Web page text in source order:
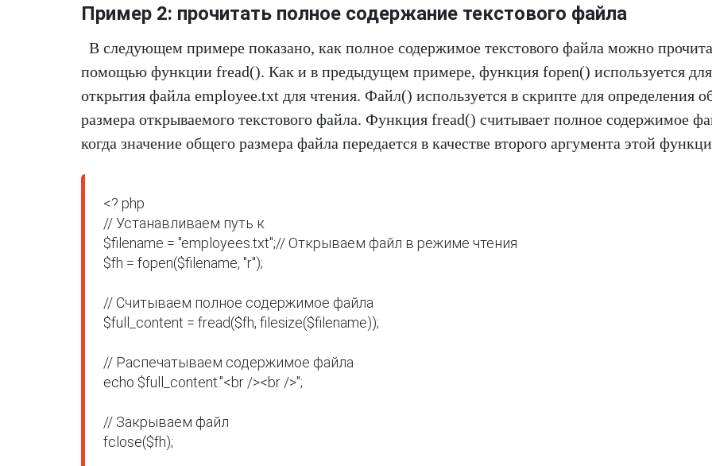
Пример 2: прочитать полное содержание текстового файла
В следующем примере показано, как полное содержимое текстового файла можно
помощью функции fread(). Как и в предыдущем примере, функция fopen() используется для
открытия файла employee.txt для чтения. Файл() используется в скрипте для определения
размера открываемого текстового файла. Функция fread() считывает полное содержимое
когда значение общего размера файла передается в качестве второго аргумента этой
<? php
// Устанавливаем путь к
$filename = "employees.txt";// Открываем файл в режиме чтения
$fh = fopen($filename, "r");
// Считываем полное содержимое файла
$full_content = fread($fh, filesize($filename));
// Распечатываем содержимое файла
echo $full_content."<br /><br />";
// Закрываем файл
fclose($fh);